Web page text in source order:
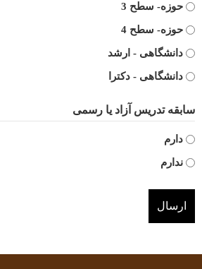
حوزه- سطح 3
حوزه- سطح 4
دانشگاهی - ارشد
دانشگاهی - دکترا
سابقه تدریس آزاد یا رسمی
دارم
ندارم